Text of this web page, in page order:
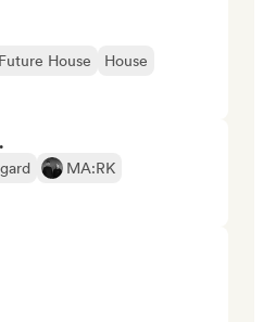
Future House
House
MA:RK